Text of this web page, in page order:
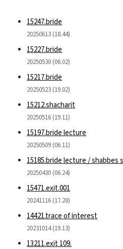
15247.bride
20250613 (18.44)
15227.bride
20250530 (06.02)
15217.bride
20250523 (19.02)
15212.shacharit
20250516 (19.11)
15197.bride lecture
20250509 (06.11)
15185.bride lecture / shabbes
20250430 (06.24)
15471.exit.001
20241116 (17.28)
14421.trace of interest
20231014 (19.13)
13211.exit 109.